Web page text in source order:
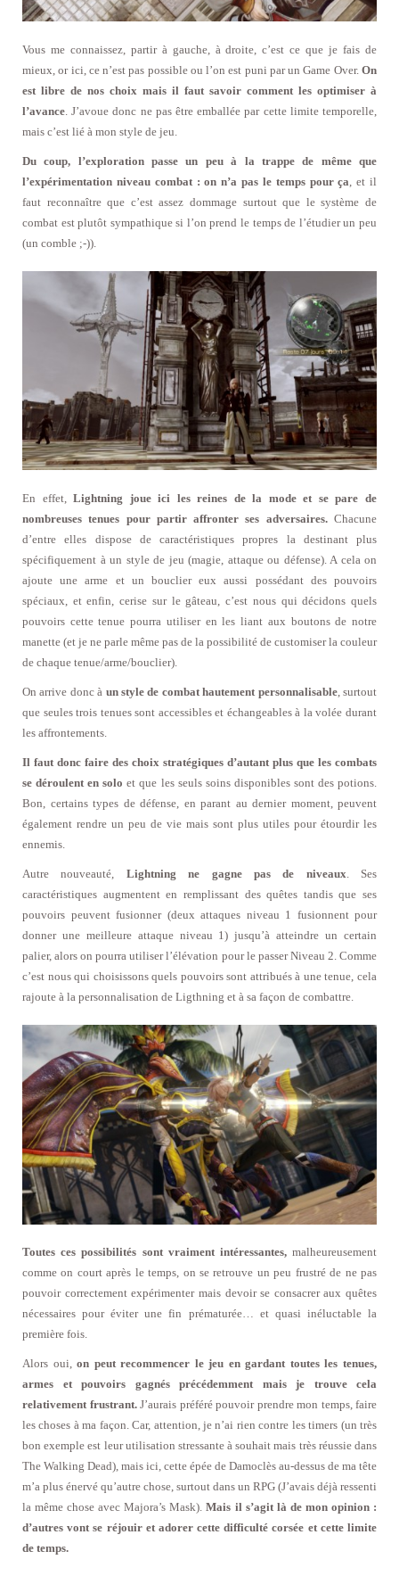
Vous me connaissez, partir à gauche, à droite, c’est ce que je fais de
mieux, or ici, ce n’est pas possible ou l’on est puni par un Game Over. On
est libre de nos choix mais il faut savoir comment les optimiser à
l’avance . J’avoue donc ne pas être emballée par cette limite temporelle,
mais c’est lié à mon style de jeu.
Du coup, l’exploration passe un peu à la trappe de même que
l’expérimentation niveau combat : on n’a pas le temps pour ça , et il
faut reconnaître que c’est assez dommage surtout que le système de
combat est plutôt sympathique si l’on prend le temps de l’étudier un peu
(un comble ;-)).
En effet,Lightning joue ici les reines de la mode et se pare de
nombreuses tenues pour partir affronter ses adversaires.Chacune
d’entre elles dispose de caractéristiques propres la destinant plus
spécifiquement à un style de jeu (magie, attaque ou défense). A cela on
ajoute une arme et un bouclier eux aussi possédant des pouvoirs
spéciaux, et enfin, cerise sur le gâteau, c’est nous qui décidons quels
pouvoirs cette tenue pourra utiliser en les liant aux boutons de notre
manette (et je ne parle même pas de la possibilité de customiser la couleur
de chaque tenue/arme/bouclier).
On arrive donc à un style de combat hautement personnalisable, surtout
que seules trois tenues sont accessibles et échangeables à la volée durant
les affrontements.
Il faut donc faire des choix stratégiques d’autant plus que les combats
se déroulent en solo et que les seuls soins disponibles sont des potions.
Bon, certains types de défense, en parant au dernier moment, peuvent
également rendre un peu de vie mais sont plus utiles pour étourdir les
ennemis.
Autre nouveauté, Lightning ne gagne pas de niveaux. Ses
caractéristiques augmentent en remplissant des quêtes tandis que ses
pouvoirs peuvent fusionner (deux attaques niveau 1 fusionnent pour
donner une meilleure attaque niveau 1) jusqu’à atteindre un certain
palier, alors on pourra utiliser l’élévation pour le passer Niveau 2. Comme
c’est nous qui choisissons quels pouvoirs sont attribués à une tenue, cela
rajoute à la personnalisation de Ligthning et à sa façon de combattre.
Toutes ces possibilités sont vraiment intéressantes,malheureusement
comme on court après le temps, on se retrouve un peu frustré de ne pas
pouvoir correctement expérimenter mais devoir se consacrer aux quêtes
nécessaires pour éviter une fin prématurée… et quasi inéluctable la
première fois.
Alors oui,on peut recommencer le jeu en gardant toutes les tenues,
armes et pouvoirs gagnés précédemment mais je trouve cela
relativement frustrant.J’aurais préféré pouvoir prendre mon temps, faire
les choses à ma façon. Car, attention, je n’ai rien contre les timers (un très
bon exemple est leur utilisation stressante à souhait mais très réussie dans
The Walking Dead), mais ici, cette épée de Damoclès au-dessus de ma tête
m’a plus énervé qu’autre chose, surtout dans un RPG (J’avais déjà ressenti
la même chose avec Majora’s Mask).Mais il s’agit là de mon opinion :
d’autres vont se réjouir et adorer cette difficulté corsée et cette limite
de temps.